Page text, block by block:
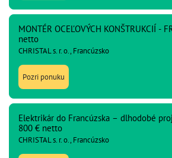
MONTÉR OCEĽOVÝCH KONŠTRUKCIÍ -
netto
CHRISTAL s. r. o., Francúzsko
Pozri ponuku
Elektrikár do Francúzska – dlhodobé
800 € netto
CHRISTAL s. r. o., Francúzsko